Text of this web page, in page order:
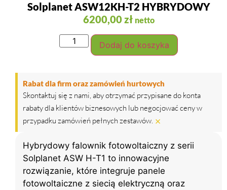
Solplanet ASW12KH-T2 HYBRYDOWY
6200,00zł netto
Dodaj do koszyka
Rabat dla firm oraz zamówień hurtowych
Skontaktuj się z nami, aby otrzymać przypisane do konta
rabaty dla klientów biznesowych lub negocjować ceny w
przypadku zamówień pełnych zestawów. ×
Hybrydowy falownik fotowoltaiczny z serii
Solplanet ASW H-T1 to innowacyjne
rozwiązanie, które integruje panele
fotowoltaiczne z siecią elektryczną oraz